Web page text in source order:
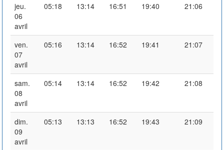
jeu.
06
avril
05:18 13:14 16:51 19:40 21:06
ven.
07
avril
05:16 13:14 16:52 19:41 21:07
sam.
08
avril
05:14 13:14 16:52 19:42 21:08
dim.
09
avril
05:13 13:13 16:52 19:43 21:09